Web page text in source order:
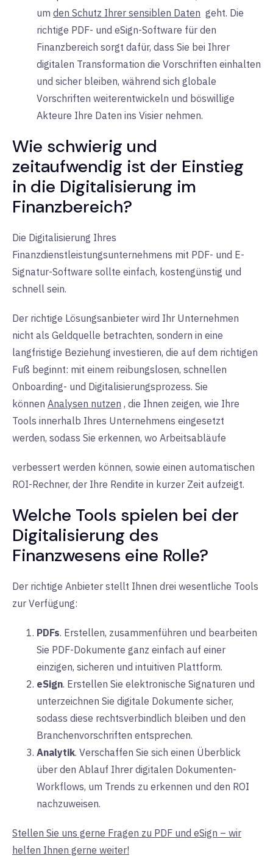
um den Schutz Ihrer sensiblen Daten geht. Die
richtige PDF- und eSign-Software für den
Finanzbereich sorgt dafür, dass Sie bei Ihrer
digitalen Transformation die Vorschriften einhalten
und sicher bleiben, während sich globale
Vorschriften weiterentwickeln und böswillige
Akteure Ihre Daten ins Visier nehmen.
Wie schwierig und
zeitaufwendig ist der Einstieg
in die Digitalisierung im
Finanzbereich?
Die Digitalisierung Ihres
Finanzdienstleistungsunternehmens mit PDF- und E-
Signatur-Software sollte einfach, kostengünstig und
schnell sein.
Der richtige Lösungsanbieter wird Ihr Unternehmen
nicht als Geldquelle betrachten, sondern in eine
langfristige Beziehung investieren, die auf dem richtigen
Fuß beginnt: mit einem reibungslosen, schnellen
Onboarding- und Digitalisierungsprozess. Sie
können Analysen nutzen , die Ihnen zeigen, wie Ihre
Tools innerhalb Ihres Unternehmens eingesetzt
werden, sodass Sie erkennen, wo Arbeitsabläufe
verbessert werden können, sowie einen automatischen
ROI-Rechner, der Ihre Rendite in kurzer Zeit aufzeigt.
Welche Tools spielen bei der
Digitalisierung des
Finanzwesens eine Rolle?
Der richtige Anbieter stellt Ihnen drei wesentliche Tools
zur Verfügung:
PDFs. Erstellen, zusammenführen und bearbeiten
Sie PDF-Dokumente ganz einfach auf einer
einzigen, sicheren und intuitiven Plattform.
eSign. Erstellen Sie elektronische Signaturen und
unterzeichnen Sie digitale Dokumente sicher,
sodass diese rechtsverbindlich bleiben und den
Branchenvorschriften entsprechen.
Analytik. Verschaffen Sie sich einen Überblick
über den Ablauf Ihrer digitalen Dokumenten-
Workflows, um Trends zu erkennen und den ROI
nachzuweisen.
Stellen Sie uns gerne Fragen zu PDF und eSign – wir
helfen Ihnen gerne weiter!